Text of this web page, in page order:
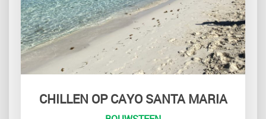
CHILLEN OP CAYO SANTA MARIA